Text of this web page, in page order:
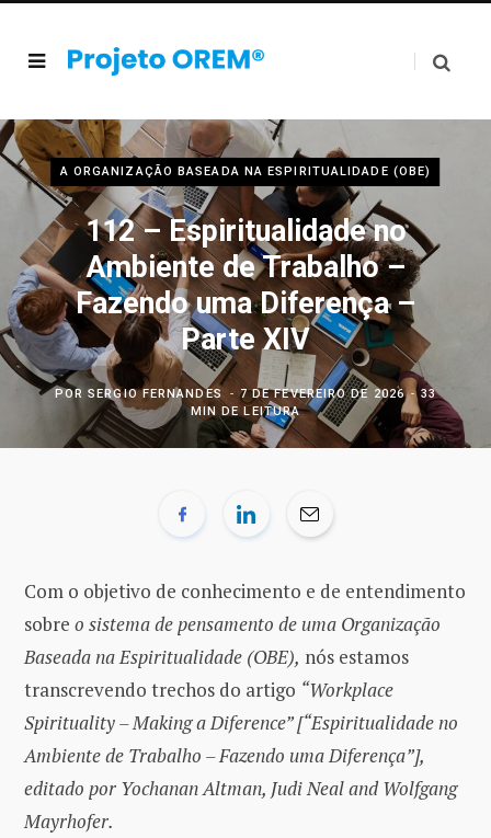
A ORGANIZAÇÃO BASEADA NA ESPIRITUALIDADE (OBE)
112 – Espiritualidade no
Ambiente de Trabalho –
Fazendo uma Diferença –
Parte XIV
PORSERGIO FERNANDES 7 DE FEVEREIRO DE 2026
33
MIN DE LEITURA
Com o objetivo de conhecimento e de entendimento
sobre o sistema de pensamento de uma Organização
Baseada na Espiritualidade (OBE), nós estamos
transcrevendo trechos do artigo “Workplace
Spirituality – Making a Diference” [“Espiritualidade no
Ambiente de Trabalho – Fazendo uma Diferença”],
editado por Yochanan Altman, Judi Neal and Wolfgang
Mayrhofer.